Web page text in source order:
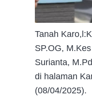
Tanah
SP.OG,
Surianta,
di halaman
(08/04/2025).